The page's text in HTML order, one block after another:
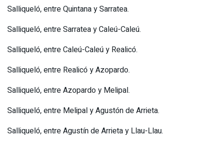
Salliqueló, entre Quintana y Sarratea.
Salliqueló, entre Sarratea y Caleú-Caleú.
Salliqueló, entre Caleú-Caleú y Realicó.
Salliqueló, entre Realicó y Azopardo.
Salliqueló, entre Azopardo y Melipal.
Salliqueló, entre Melipal y Agustón de Arrieta.
Salliqueló, entre Agustín de Arrieta y Llau-Llau.